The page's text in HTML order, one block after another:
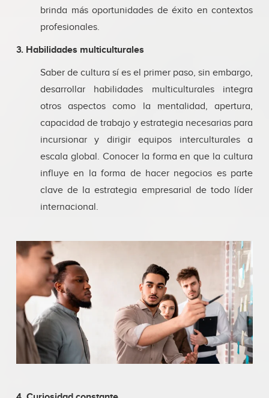
brinda más oportunidades de éxito en contextos
profesionales.
3. Habilidades multiculturales
Saber de cultura sí es el primer paso, sin embargo,
desarrollar habilidades multiculturales integra
otros aspectos como la mentalidad, apertura,
capacidad de trabajo y estrategia necesarias para
incursionar y dirigir equipos interculturales a
escala global. Conocer la forma en que la cultura
influye en la forma de hacer negocios es parte
clave de la estrategia empresarial de todo líder
internacional.